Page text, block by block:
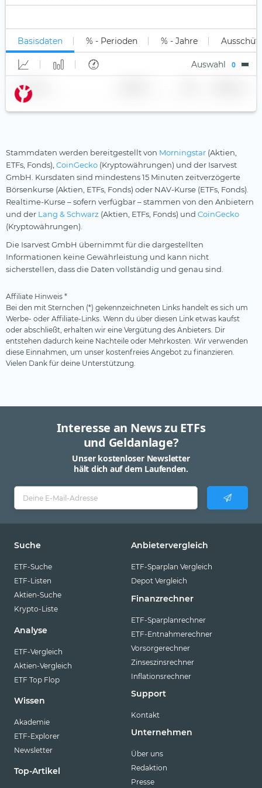
Multi-Asset
Nahrungsmittel- und Getränkeindustrie
Ölaktien
Quantencomputing
Robotik
Rüstungsindustrie
Seltene Erden
Silberminen
Smart City
Solarenergie
Starke Marken
Uran
Versicherer
Versorger
Windenergie
Xtrackers
YourIndex
Long-Only (1x)
Long Leveraged
Short
Short Leveraged
Basisdaten % - Perioden % - Jahre
Auswahl 0
Name
Stammdaten werden bereitgestellt von Morningstar (Aktien,
ETFs, Fonds), CoinGecko (Kryptowährungen) und der Isarvest
GmbH. Kursdaten sind mindestens 15 Minuten zeitverzögerte
Börsenkurse (Aktien, ETFs, Fonds) oder NAV-Kurse (ETFs, Fonds).
Realtime-Kurse – sofern verfügbar – stammen von den Anbietern
und der Lang & Schwarz (Aktien, ETFs, Fonds) und CoinGecko
(Kryptowährungen).
Die Isarvest GmbH übernimmt für die dargestellten
Informationen keine Gewährleistung und kann nicht
sicherstellen, dass die Daten vollständig und genau sind.
Affiliate Hinweis *
Bei den mit Sternchen (*) gekennzeichneten Links handelt es sich um
Werbe- oder Affiliate-Links. Wenn du über diesen Link etwas kaufst
oder abschließt, erhalten wir eine Vergütung des Anbieters. Dir
entstehen dadurch keine Nachteile oder Mehrkosten. Wir verwenden
diese Einnahmen, um unser kostenfreies Angebot zu finanzieren.
Vielen Dank für deine Unterstützung.
Interesse an News zu ETFs
und Geldanlage?
Unser kostenloser Newsletter
hält dich auf dem Laufenden.
Suche
ETF-Suche
ETF-Listen
Aktien-Suche
Krypto-Liste
Analyse
ETF-Vergleich
Aktien-Vergleich
ETF Top Flop
Wissen
Akademie
ETF-Explorer
Newsletter
Top-Artikel
Anbietervergleich
ETF-Sparplan Vergleich
Depot Vergleich
Finanzrechner
ETF-Sparplanrechner
ETF-Entnahmerechner
Vorsorgerechner
Zinseszinsrechner
Inflationsrechner
Support
Kontakt
Unternehmen
Über uns
Redaktion
Presse